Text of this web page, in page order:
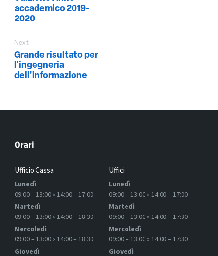
accademico 2019-
2020
Next
Grande risultato per
l'ingegneria
dell'informazione
Orari
Ufficio Cassa
Lunedì
09:00 – 13:00 » 14:00 – 17:00
Martedì
09:00 – 13:00 » 14:00 – 18:30
Mercoledì
09:00 – 13:00 » 14:00 – 18:30
Giovedì
Uffici
Lunedì
09:00 – 13:00 » 14:00 – 17:00
Martedì
09:00 – 13:00 » 14:00 – 17:30
Mercoledì
09:00 – 13:00 » 14:00 – 17:30
Giovedì